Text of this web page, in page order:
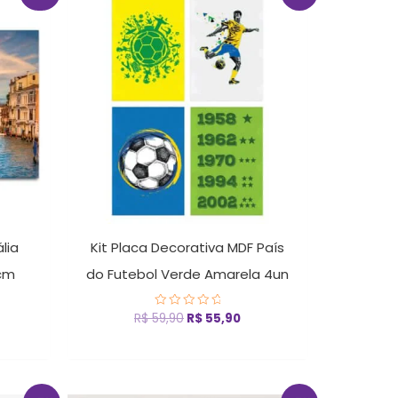
Kit Placa Decorativa MDF País
do Futebol Verde Amarela 4un
Avaliação
R$59,90
original
era:
R$ 59,90.
R$ 55,90
atual
é:
R$ 55,90.